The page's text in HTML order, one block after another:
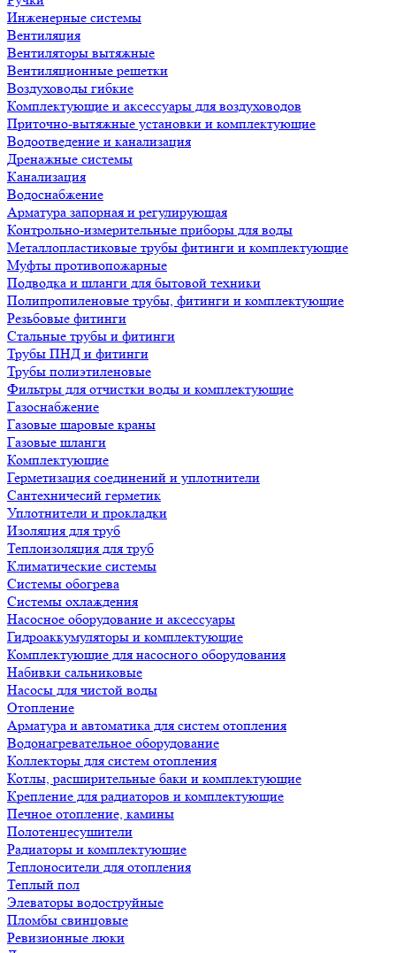
Инженерные системы
Вентиляция
Вентиляторы вытяжные
Вентиляционные решетки
Воздуховоды гибкие
Комплектующие и аксессуары для воздуховодов
Приточно-вытяжные установки и комплектующие
Водоотведение и канализация
Дренажные системы
Канализация
Водоснабжение
Арматура запорная и регулирующая
Контрольно-измерительные приборы для воды
Металлопластиковые трубы фитинги и комплектующие
Муфты противопожарные
Подводка и шланги для бытовой техники
Полипропиленовые трубы, фитинги и комплектующие
Резьбовые фитинги
Стальные трубы и фитинги
Трубы ПНД и фитинги
Трубы полиэтиленовые
Фильтры для отчистки воды и комплектующие
Газоснабжение
Газовые шаровые краны
Газовые шланги
Комплектующие
Герметизация соединений и уплотнители
Сантехничесий герметик
Уплотнители и прокладки
Изоляция для труб
Теплоизоляция для труб
Климатические системы
Системы обогрева
Системы охлаждения
Насосное оборудование и аксессуары
Гидроаккумуляторы и комплектующие
Комплектующие для насосного оборудования
Набивки сальниковые
Насосы для чистой воды
Отопление
Арматура и автоматика для систем отопления
Водонагревательное оборудование
Коллекторы для систем отопления
Котлы, расширительные баки и комплектующие
Крепление для радиаторов и комплектующие
Печное отопление, камины
Полотенцесушители
Радиаторы и комплектующие
Теплоносители для отопления
Теплый пол
Элеваторы водоструйные
Пломбы свинцовые
Ревизионные люки